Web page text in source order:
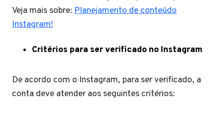
Veja mais sobre: Planejamento de conteúdo
Instagram!
Critérios para ser verificado no Instagram
De acordo com o Instagram, para ser verificado, a
conta deve atender aos seguintes critérios: